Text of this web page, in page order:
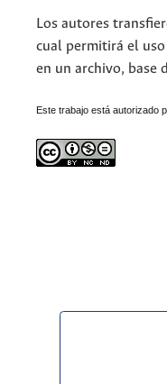
Los autores
cual permitirá el
en un archivo, base
Este trabajo está autorizado